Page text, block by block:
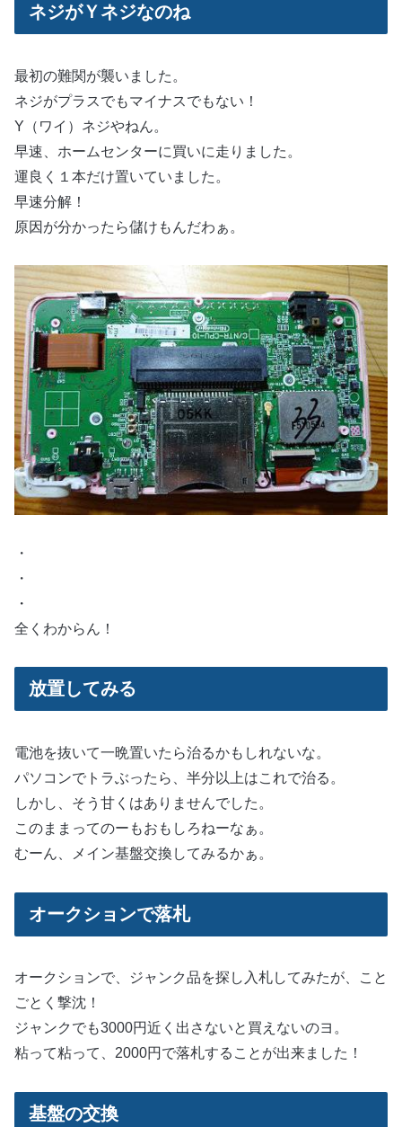
ネジがＹネジなのね
最初の難関が襲いました。
ネジがプラスでもマイナスでもない！
Y（ワイ）ネジやねん。
早速、ホームセンターに買いに走りました。
運良く１本だけ置いていました。
早速分解！
原因が分かったら儲けもんだわぁ。
・
・
・
全くわからん！
放置してみる
電池を抜いて一晩置いたら治るかもしれないな。
パソコンでトラぶったら、半分以上はこれで治る。
しかし、そう甘くはありませんでした。
このままってのーもおもしろねーなぁ。
むーん、メイン基盤交換してみるかぁ。
オークションで落札
オークションで、ジャンク品を探し入札してみたが、こと
ごとく撃沈！
ジャンクでも3000円近く出さないと買えないのヨ。
粘って粘って、2000円で落札することが出来ました！
基盤の交換